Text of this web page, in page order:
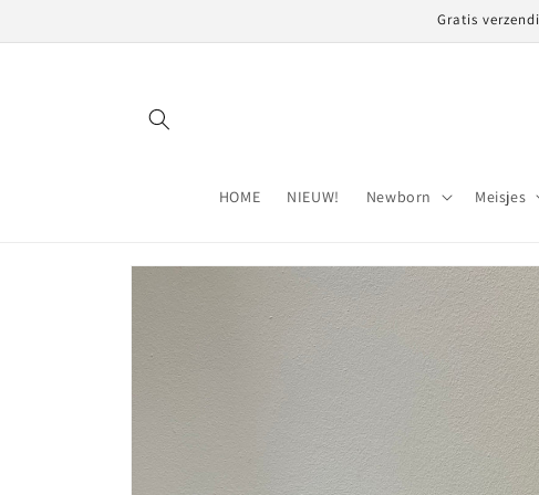
content
Gratis
HOME NIEUW! Newborn Meisjes